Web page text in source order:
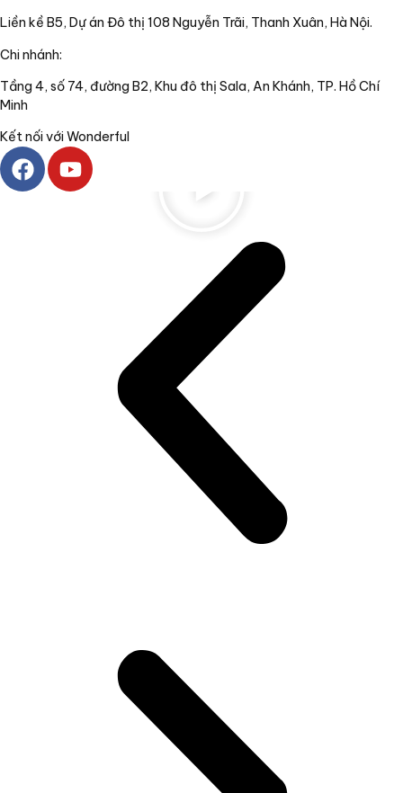
Liền kề B5, Dự án Đô thị 108 Nguyễn Trãi, Thanh Xuân, Hà Nội.
Chi nhánh:
Tầng 4, số 74, đường B2, Khu đô thị Sala, An Khánh, TP. Hồ Chí
Minh
Kết nối với Wonderful